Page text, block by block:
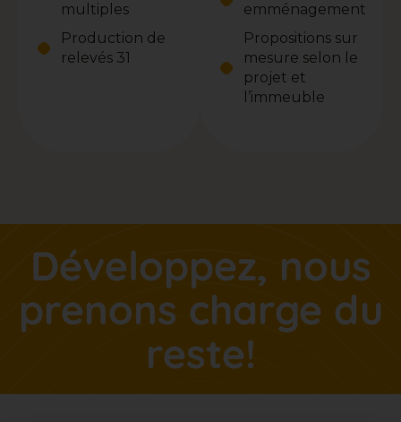
multiples
Production de
relevés 31
emménagement
Propositions sur
mesure selon le
projet et
l’immeuble
Développez, nous
prenons charge du
reste!